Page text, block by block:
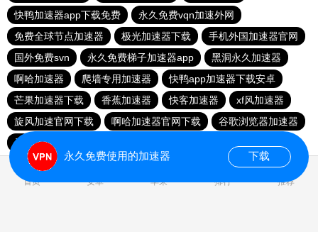
快鸭加速器app下载免费
永久免费vqn加速外网
免费全球节点加速器
极光加速器下载
手机外国加速器官网
国外免费svn
永久免费梯子加速器app
黑洞永久加速器
啊哈加速器
爬墙专用加速器
快鸭app加速器下载安卓
芒果加速器下载
香蕉加速器 快客加速器
xf风加速器
旋风加速官网下载
啊哈加速器官网下载
谷歌浏览器加速器
天行vapn
首页 安卓 苹果 排行 推荐
永久免费使用的加速器 下载
0.016764s